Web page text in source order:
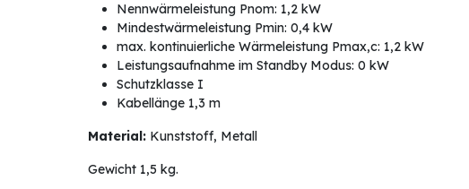
Nennwärmeleistung Pnom: 1,2 kW
Mindestwärmeleistung Pmin: 0,4 kW
max. kontinuierliche Wärmeleistung Pmax,c: 1,2 kW
Leistungsaufnahme im Standby Modus: 0 kW
Schutzklasse I
Kabellänge 1,3 m
Material:Kunststoff, Metall
Gewicht 1,5 kg.